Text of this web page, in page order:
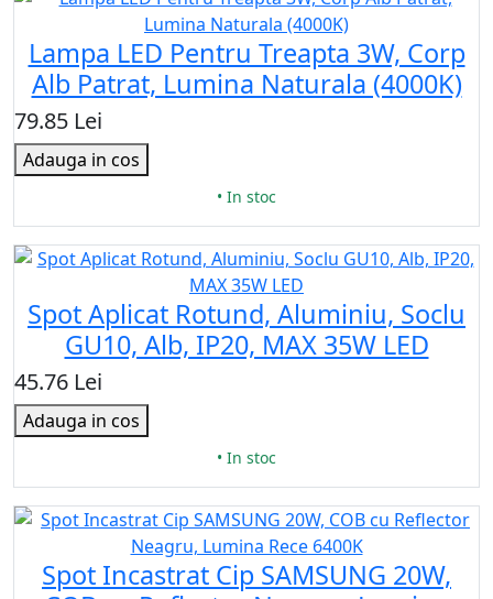
Lampa LED Pentru Treapta 3W, Corp
Alb Patrat, Lumina Naturala (4000K)
79.85 Lei
Adauga in cos
• In stoc
Spot Aplicat Rotund, Aluminiu, Soclu
GU10, Alb, IP20, MAX 35W LED
45.76 Lei
Adauga in cos
• In stoc
Spot Incastrat Cip SAMSUNG 20W,